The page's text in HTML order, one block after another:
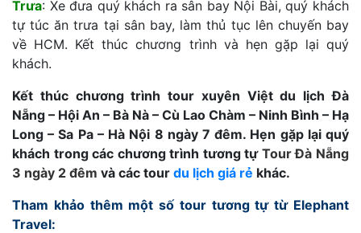
Trưa: Xe đưa quý khách ra sân bay Nội Bài, quý khách
tự túc ăn trưa tại sân bay, làm thủ tục lên chuyến bay
về HCM. Kết thúc chương trình và hẹn gặp lại quý
khách.
Kết thúc chương trình tour xuyên Việt du lịch Đà
Nẵng – Hội An – Bà Nà – Cù Lao Chàm – Ninh Bình – Hạ
Long – Sa Pa – Hà Nội 8 ngày 7 đêm. Hẹn gặp lại quý
khách trong các chương trình tương tự Tour Đà Nẵng
3 ngày 2 đêm và các tour du lịch giá rẻ khác.
Tham khảo thêm một số tour tương tự từ Elephant
Travel: